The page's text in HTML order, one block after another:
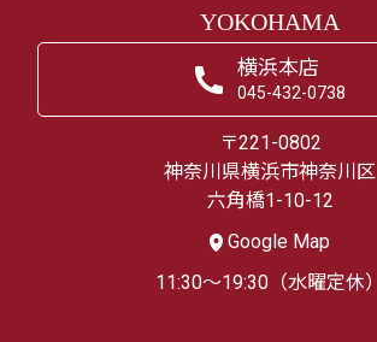
YOKOHAMA
横浜本店
045-432-0738
〒221-0802
神奈川県横浜市神奈川区
六角橋1-10-12
Google Map
11:30～19:30（水曜定休）